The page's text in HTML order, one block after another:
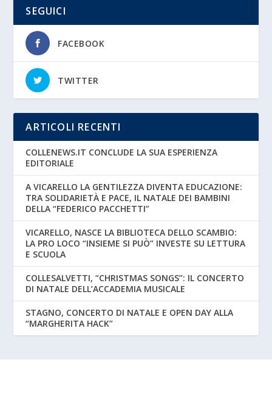
SEGUICI
FACEBOOK
TWITTER
ARTICOLI RECENTI
COLLENEWS.IT CONCLUDE LA SUA ESPERIENZA
EDITORIALE
A VICARELLO LA GENTILEZZA DIVENTA EDUCAZIONE:
TRA SOLIDARIETÀ E PACE, IL NATALE DEI BAMBINI
DELLA “FEDERICO PACCHETTI”
VICARELLO, NASCE LA BIBLIOTECA DELLO SCAMBIO:
LA PRO LOCO “INSIEME SI PUÒ” INVESTE SU LETTURA
E SCUOLA
COLLESALVETTI, “CHRISTMAS SONGS”: IL CONCERTO
DI NATALE DELL’ACCADEMIA MUSICALE
STAGNO, CONCERTO DI NATALE E OPEN DAY ALLA
“MARGHERITA HACK”